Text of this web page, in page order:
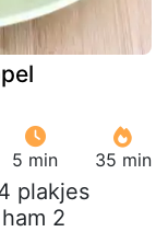
5 min 35 min
plakjes
2